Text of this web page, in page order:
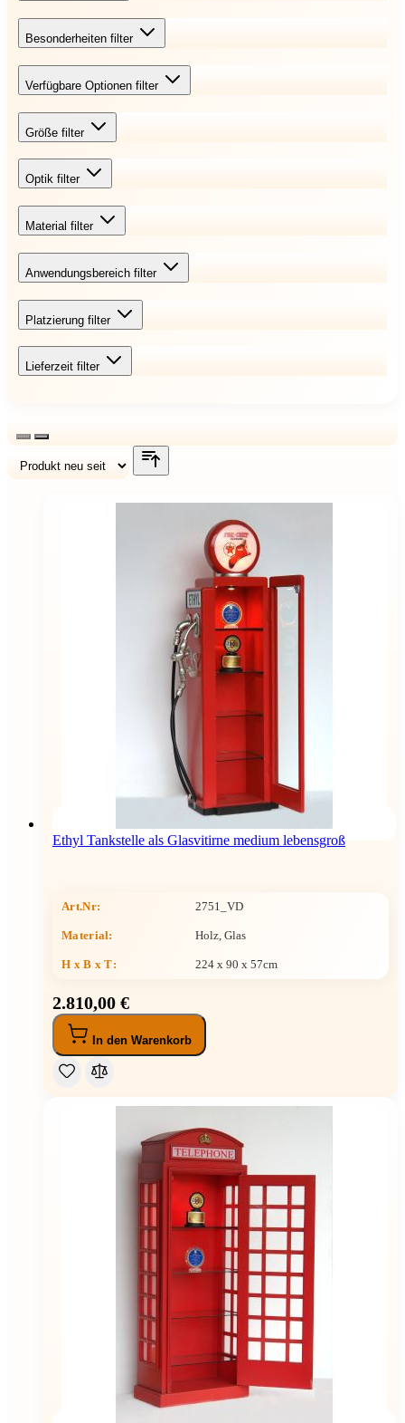
Besonderheiten filter
Verfügbare Optionen filter
Größe filter
Optik filter
Material filter
Anwendungsbereich filter
Platzierung filter
Lieferzeit filter
Ethyl Tankstelle als Glasvitirne medium lebensgroß
Art.Nr: 2751_VD
Material: Holz, Glas
H x B x T: 224 x 90 x 57cm
2.810,00 €
In den Warenkorb